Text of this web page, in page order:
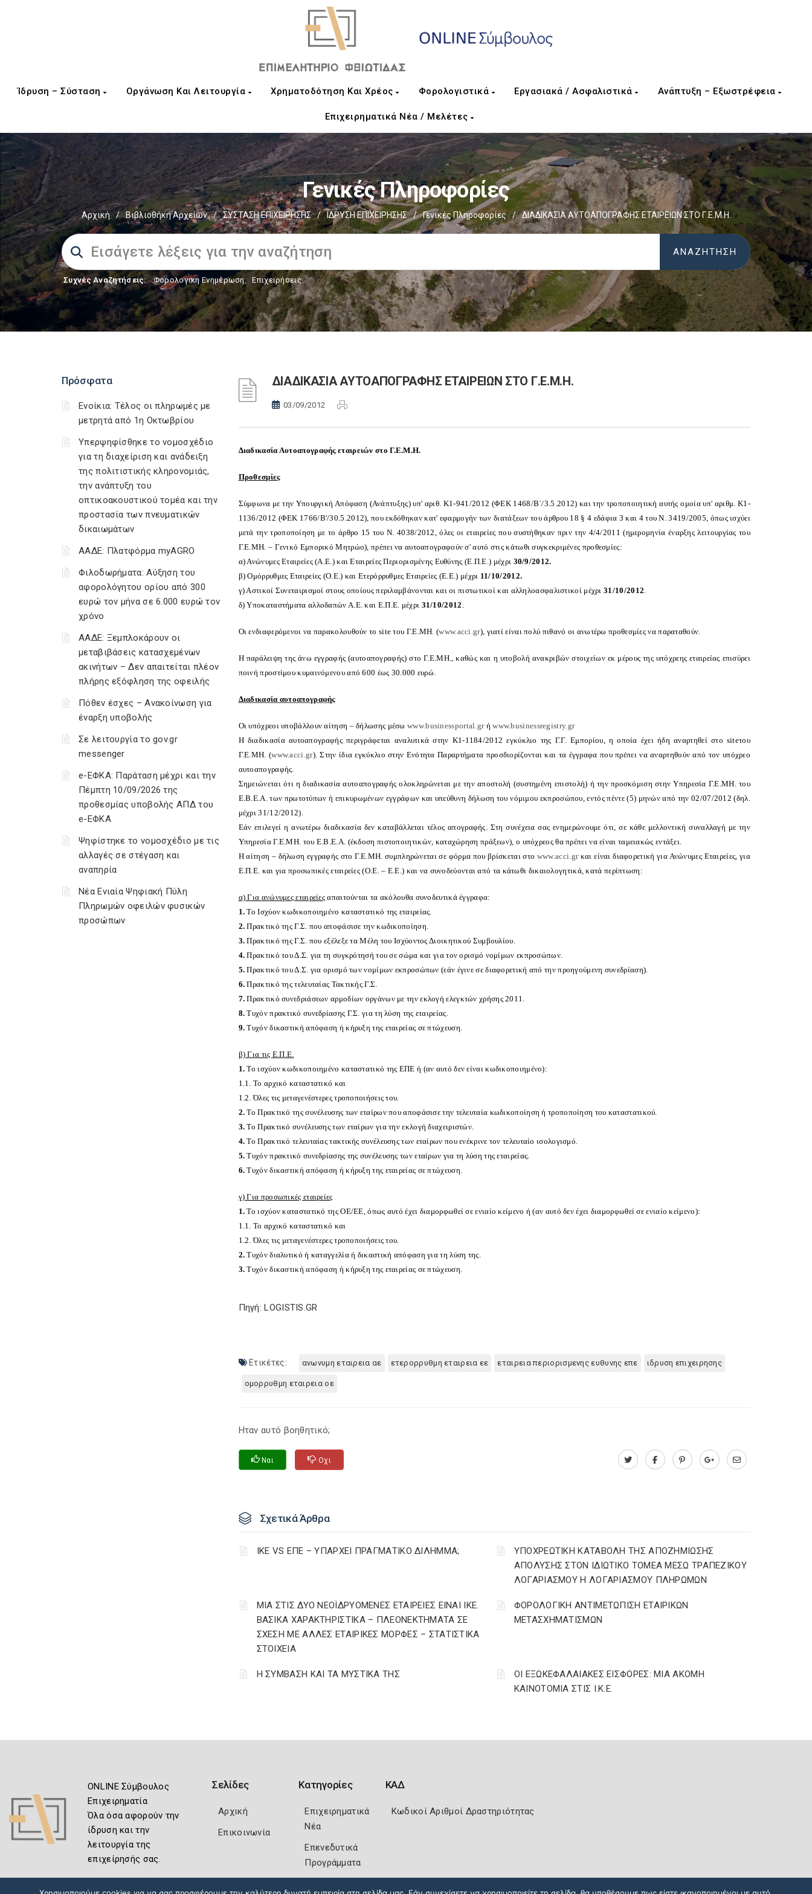
Ίδρυση – Σύσταση Οργάνωση Και Λειτουργία Χρηματοδότηση Και Χρέος Φορολογιστικά Εργασιακά / Ασφαλιστικά Ανάπτυξη – Εξωστρέφεια
Επιχειρηματικά Νέα / Μελέτες
Γενικές Πληροφορίες
Αρχική / Βιβλιοθήκη Αρχείων / ΣΥΣΤΑΣΗ ΕΠΙΧΕΙΡΗΣΗΣ / ΙΔΡΥΣΗ ΕΠΙΧΕΙΡΗΣΗΣ / Γενικές Πληροφορίες / ΔΙΑΔΙΚΑΣΙΑ ΑΥΤΟΑΠΟΓΡΑΦΗΣ ΕΤΑΙΡΕΙΩΝ ΣΤΟ Γ.Ε.Μ.Η.
Συχνές Αναζητήσεις: Φορολογικη Ενημέρωση, Επιχειρήσεις
Πρόσφατα
Ενοίκια: Τέλος οι πληρωμές με
μετρητά από 1η Οκτωβρίου
Υπερψηφίσθηκε το νομοσχέδιο
για τη διαχείριση και ανάδειξη
της πολιτιστικής κληρονομιάς,
την ανάπτυξη του
οπτικοακουστικού τομέα και την
προστασία των πνευματικών
δικαιωμάτων
ΑΑΔΕ: Πλατφόρμα myAGRO
Φιλοδωρήματα: Αύξηση του
αφορολόγητου ορίου από 300
ευρώ τον μήνα σε 6.000 ευρώ τον
χρόνο
ΑΑΔΕ: Ξεμπλοκάρουν οι
μεταβιβάσεις κατασχεμένων
ακινήτων – Δεν απαιτείται πλέον
πλήρης εξόφληση της οφειλής
Πόθεν έσχες – Ανακοίνωση για
έναρξη υποβολής
Σε λειτουργία το gov.gr
messenger
e-ΕΦΚΑ: Παράταση μέχρι και την
Πέμπτη 10/09/2026 της
προθεσμίας υποβολής ΑΠΔ του
e-ΕΦΚΑ
Ψηφίστηκε το νομοσχέδιο με τις
αλλαγές σε στέγαση και
αναπηρία
Νέα Ενιαία Ψηφιακή Πύλη
Πληρωμών οφειλών φυσικών
προσώπων
ΔΙΑΔΙΚΑΣΙΑ ΑΥΤΟΑΠΟΓΡΑΦΗΣ ΕΤΑΙΡΕΙΩΝ ΣΤΟ Γ.Ε.Μ.Η.
03/09/2012
Διαδικασία Αυτοαπογραφής εταιρειών στο Γ.Ε.Μ.Η.
Προθεσμίες
Σύμφωνα με την Υπουργική Απόφαση (Ανάπτυξης) υπ' αριθ. Κ1-941/2012 (ΦΕΚ 1468/Β΄/3.5.2012) και την τροποποιητική αυτής ομοία υπ' αριθμ. Κ1-
1136/2012 (ΦΕΚ 1766/Β'/30.5.2012), που εκδόθηκαν κατ' εφαρμογήν των διατάξεων του άρθρου 18 § 4 εδάφια 3 και 4 του Ν. 3419/2005, όπως ισχύει
μετά την τροποποίηση με το άρθρο 15 του Ν. 4038/2012, όλες οι εταιρείες που συστήθηκαν πριν την 4/4/2011 (ημερομηνία έναρξης λειτουργίας του
Γ.Ε.ΜΗ. – Γενικό Εμπορικό Μητρώο), πρέπει να αυτοαπογραφούν σ' αυτό στις κάτωθι συγκεκριμένες προθεσμίες:
α) Ανώνυμες Εταιρείες (Α.Ε.) και Εταιρείες Περιορισμένης Ευθύνης (Ε.Π.Ε.) μέχρι 30/9/2012.
β) Ομόρρυθμες Εταιρείες (Ο.Ε.) και Ετερόρρυθμες Εταιρείες (Ε.Ε.) μέχρι 11/10/2012.
γ) Αστικοί Συνεταιρισμοί στους οποίους περιλαμβάνονται και οι πιστωτικοί και αλληλοασφαλιστικοί μέχρι31/10/2012.
δ) Υποκαταστήματα αλλοδαπών Α.Ε. και Ε.Π.Ε. μέχρι 31/10/2012 .
Οι ενδιαφερόμενοι να παρακολουθούν το site του Γ.Ε.ΜΗ. (www.acci.gr), γιατί είναι πολύ πιθανό οι ανωτέρω προθεσμίες να παραταθούν.
Η παράλειψη της άνω εγγραφής (αυτοαπογραφής) στο Γ.Ε.ΜΗ., καθώς και η υποβολή ανακριβών στοιχείων εκ μέρους της υπόχρεης εταιρείας επισύρει
ποινή προστίμου κυμαινόμενου από 600 έως 30.000 ευρώ.
Διαδικασία αυτοαπογραφής
Οι υπόχρεοι υποβάλλουν αίτηση – δήλωσης μέσωwww.businessportal.grήwww.businessregistry.gr
Η διαδικασία αυτοαπογραφής περιγράφεται αναλυτικά στην Κ1-1184/2012 εγκύκλιο της Γ.Γ. Εμπορίου, η οποία έχει ήδη αναρτηθεί στο siteτου
Γ.Ε.ΜΗ. (www.acci.gr). Στην ίδια εγκύκλιο στην Ενότητα Παραρτήματα προσδιορίζονται και τα έγγραφα που πρέπει να αναρτηθούν από τον υπόχρεο
αυτοαπογραφής.
Σημειώνεται ότι η διαδικασία αυτοαπογραφής ολοκληρώνεται με την αποστολή (συστημένη επιστολή) ή την προσκόμιση στην Υπηρεσία Γ.Ε.ΜΗ. του
Ε.Β.Ε.Α. των πρωτοτύπων ή επικυρωμένων εγγράφων και υπεύθυνη δήλωση του νόμιμου εκπροσώπου, εντός πέντε (5) μηνών από την 02/07/2012 (δηλ.
μέχρι 31/12/2012).
Εάν επιλεγεί η ανωτέρω διαδικασία δεν καταβάλλεται τέλος απογραφής. Στη συνέχεια σας ενημερώνουμε ότι, σε κάθε μελλοντική συναλλαγή με την
Υπηρεσία Γ.Ε.ΜΗ. του Ε.Β.Ε.Α. (έκδοση πιστοποιητικών, καταχώρηση πράξεων), ο υπόχρεος θα πρέπει να είναι ταμειακώς εντάξει.
Η αίτηση – δήλωση εγγραφής στο Γ.Ε.ΜΗ. συμπληρώνεται σε φόρμα που βρίσκεται στο www.acci.grκαι είναι διαφορετική για Ανώνυμες Εταιρείες, για
Ε.Π.Ε. και για προσωπικές εταιρείες (Ο.Ε. – Ε.Ε.) και να συνοδεύονται από τα κάτωθι δικαιολογητικά, κατά περίπτωση:
α) Για ανώνυμες εταιρείες απαιτούνται τα ακόλουθα συνοδευτικά έγγραφα:
1. Το Ισχύον κωδικοποιημένο καταστατικό της εταιρείας.
2. Πρακτικό της Γ.Σ. που αποφάσισε την κωδικοποίηση.
3. Πρακτικό της Γ.Σ. που εξέλεξε τα Μέλη του Ισχύοντος Διοικητικού Συμβουλίου.
4.Πρακτικό του Δ.Σ. για τη συγκρότησή του σε σώμα και για τον ορισμό νομίμων εκπροσώπων.
5.Πρακτικό του Δ.Σ. για ορισμό των νομίμων εκπροσώπων (εάν έγινε σε διαφορετική από την προηγούμενη συνεδρίαση).
6. Πρακτικό της τελευταίας Τακτικής Γ.Σ.
7.Πρακτικό συνεδριάσεων αρμοδίων οργάνων με την εκλογή ελεγκτών χρήσης 2011.
8.Τυχόν πρακτικό συνεδρίασης Γ.Σ. για τη λύση της εταιρείας.
9.Τυχόν δικαστική απόφαση ή κήρυξη της εταιρείας σε πτώχευση.
β) Για τις Ε.Π.Ε.
1.Το ισχύον κωδικοποιημένο καταστατικό της ΕΠΕ ή (αν αυτό δεν είναι κωδικοποιημένο):
1.1. Το αρχικό καταστατικό και
1.2. Όλες τις μεταγενέστερες τροποποιήσεις του.
2. Το Πρακτικό της συνέλευσης των εταίρων που αποφάσισε την τελευταία κωδικοποίηση ή τροποποίηση του καταστατικού.
3.Το Πρακτικό συνέλευσης των εταίρων για την εκλογή διαχειριστών.
4.Το Πρακτικό τελευταίας τακτικής συνέλευσης των εταίρων που ενέκρινε τον τελευταίο ισολογισμό.
5.Τυχόν πρακτικό συνεδρίασης της συνέλευσης των εταίρων για τη λύση της εταιρείας.
6.Τυχόν δικαστική απόφαση ή κήρυξη της εταιρείας σε πτώχευση.
γ) Για προσωπικές εταιρείες
1.Το ισχύον καταστατικό της ΟΕ/ΕΕ, όπως αυτό έχει διαμορφωθεί σε ενιαίο κείμενο ή (αν αυτό δεν έχει διαμορφωθεί σε ενιαίο κείμενο):
1.1. Το αρχικό καταστατικό και
1.2. Όλες τις μεταγενέστερες τροποποιήσεις του.
2.Τυχόν διαλυτικό ή καταγγελία ή δικαστική απόφαση για τη λύση της.
3.Τυχόν δικαστική απόφαση ή κήρυξη της εταιρείας σε πτώχευση.
Πηγή: LOGISTIS.GR
Ετικέτες: ανωνυμη εταιρεια αε ετερορρυθμη εταιρεια εε εταιρεια περιορισμενης ευθυνης επε ιδρυση επιχειρησης
ομορρυθμη εταιρεια οε
Ηταν αυτό βοηθητικό;
Ναι Οχι
Σχετικά Άρθρα
ΙΚΕ VS ΕΠΕ – ΥΠΑΡΧΕΙ ΠΡΑΓΜΑΤΙΚΟ ΔΙΛΗΜΜΑ;
YΠΟΧΡΕΩΤΙΚΗ ΚΑΤΑΒΟΛΗ ΤΗΣ ΑΠΟΖΗΜΙΩΣΗΣ
ΑΠΟΛΥΣΗΣ ΣΤΟΝ ΙΔΙΩΤΙΚΟ ΤΟΜΕΑ ΜΕΣΩ ΤΡΑΠΕΖΙΚΟΥ
ΛΟΓΑΡΙΑΣΜΟΥ Η ΛΟΓΑΡΙΑΣΜΟΥ ΠΛΗΡΩΜΩΝ
ΜΙΑ ΣΤΙΣ ΔΥΟ ΝΕΟΪΔΡΥΟΜΕΝΕΣ ΕΤΑΙΡΕΙΕΣ ΕΙΝΑΙ ΙΚΕ.
ΒΑΣΙΚΑ ΧΑΡΑΚΤΗΡΙΣΤΙΚΑ – ΠΛΕΟΝΕΚΤΗΜΑΤΑ ΣΕ
ΣΧΕΣΗ ΜΕ ΑΛΛΕΣ ΕΤΑΙΡΙΚΕΣ ΜΟΡΦΕΣ – ΣΤΑΤΙΣΤΙΚΑ
ΣΤΟΙΧΕΙΑ
ΦΟΡΟΛΟΓΙΚΗ ΑΝΤΙΜΕΤΩΠΙΣΗ ΕΤΑΙΡΙΚΩΝ
ΜΕΤΑΣΧΗΜΑΤΙΣΜΩΝ
Η ΣΥΜΒΑΣΗ ΚΑΙ ΤΑ ΜΥΣΤΙΚΑ ΤΗΣ
ΟΙ ΕΞΩΚΕΦΑΛΑΙΑΚΕΣ ΕΙΣΦΟΡΕΣ: ΜΙΑ ΑΚΟΜΗ
ΚΑΙΝΟΤΟΜΙΑ ΣΤΙΣ Ι.Κ.Ε.
ONLINE Σύμβουλος
Επιχειρηματία
Όλα όσα αφορούν την
ίδρυση και την
λειτουργία της
επιχείρησής σας.
Σελίδες
Αρχική
Επικοινωνία
Κατηγορίες
Επιχειρηματικά
Νέα
Επενεδυτικά
Προγράμματα
ΚΑΔ
Κωδικοί Αριθμοί Δραστηριότητας